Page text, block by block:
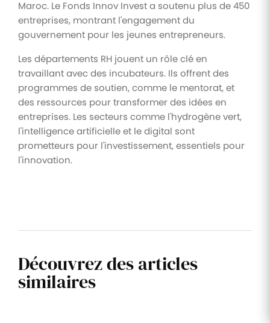
Maroc. Le Fonds Innov Invest a soutenu plus de 450
entreprises, montrant l'engagement du
gouvernement pour les jeunes entrepreneurs.
Les départements RH jouent un rôle clé en
travaillant avec des incubateurs. Ils offrent des
programmes de soutien, comme le mentorat, et
des ressources pour transformer des idées en
entreprises. Les secteurs comme l'hydrogène vert,
l'intelligence artificielle et le digital sont
prometteurs pour l'investissement, essentiels pour
l'innovation.
Découvrez des articles
similaires